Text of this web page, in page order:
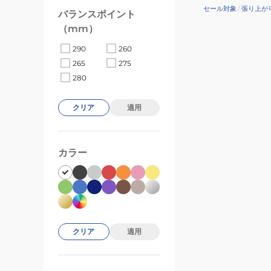
セール対象 /張り上が
バランスポイント
（mm）
290
260
265
275
280
クリア 適用
カラー
クリア 適用